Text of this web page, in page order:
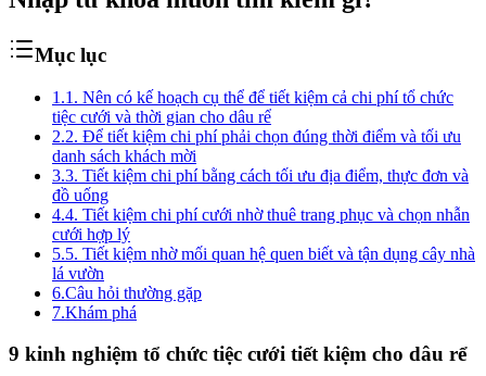
Mục lục
1.1. Nên có kế hoạch cụ thể để tiết kiệm cả chi phí tổ chức
tiệc cưới và thời gian cho dâu rể
2.2. Để tiết kiệm chi phí phải chọn đúng thời điểm và tối ưu
danh sách khách mời
3.3. Tiết kiệm chi phí bằng cách tối ưu địa điểm, thực đơn và
đồ uống
4.4. Tiết kiệm chi phí cưới nhờ thuê trang phục và chọn nhẫn
cưới hợp lý
5.5. Tiết kiệm nhờ mối quan hệ quen biết và tận dụng cây nhà
lá vườn
6.Câu hỏi thường gặp
7.Khám phá
9 kinh nghiệm tổ chức tiệc cưới tiết kiệm cho dâu rể